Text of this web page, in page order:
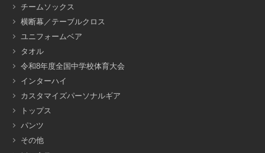
チームソックス
横断幕／テーブルクロス
ユニフォームベア
タオル
令和8年度全国中学校体育大会
インターハイ
カスタマイズパーソナルギア
トップス
パンツ
その他